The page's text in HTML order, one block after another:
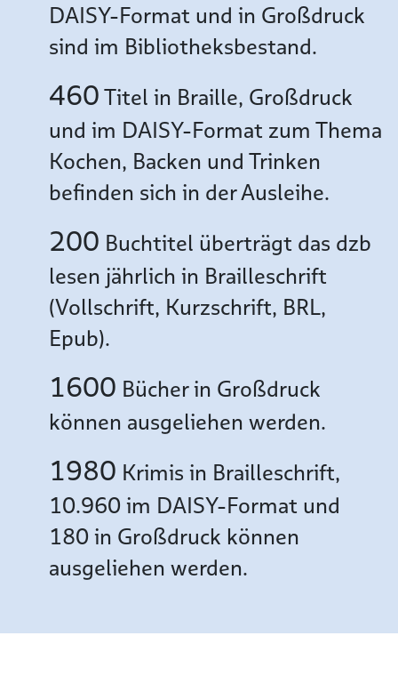
DAISY-Format und in Großdruck
sind im Bibliotheksbestand.
460Titel in Braille, Großdruck
und im DAISY-Format zum Thema
Kochen, Backen und Trinken
befinden sich in der Ausleihe.
200 Buchtitel überträgt das dzb
lesen jährlich in Brailleschrift
(Vollschrift, Kurzschrift, BRL,
Epub).
1600 Bücher in Großdruck
können ausgeliehen werden.
1980 Krimis in Brailleschrift,
10.960 im DAISY-Format und
180 in Großdruck können
ausgeliehen werden.